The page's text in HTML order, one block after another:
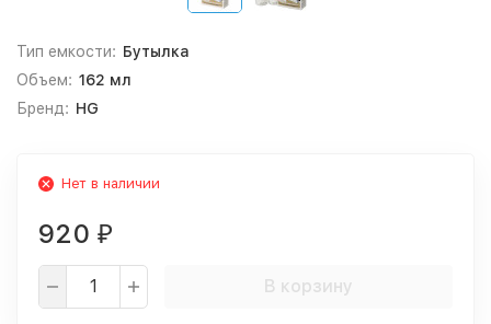
Тип емкости: Бутылка
Объем: 162 мл
Бренд: HG
Нет в наличии
920 ₽
В корзину